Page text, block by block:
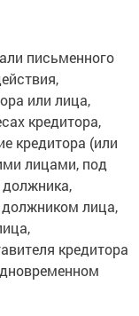
письменного
или лица,
кредитора,
кредитора (или
лицами, под
лица,
кредитора